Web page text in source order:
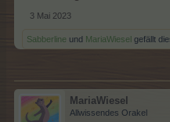
3 Mai 2023
Sabberline und MariaWiesel gefällt
MariaWiesel
Allwissendes Orakel